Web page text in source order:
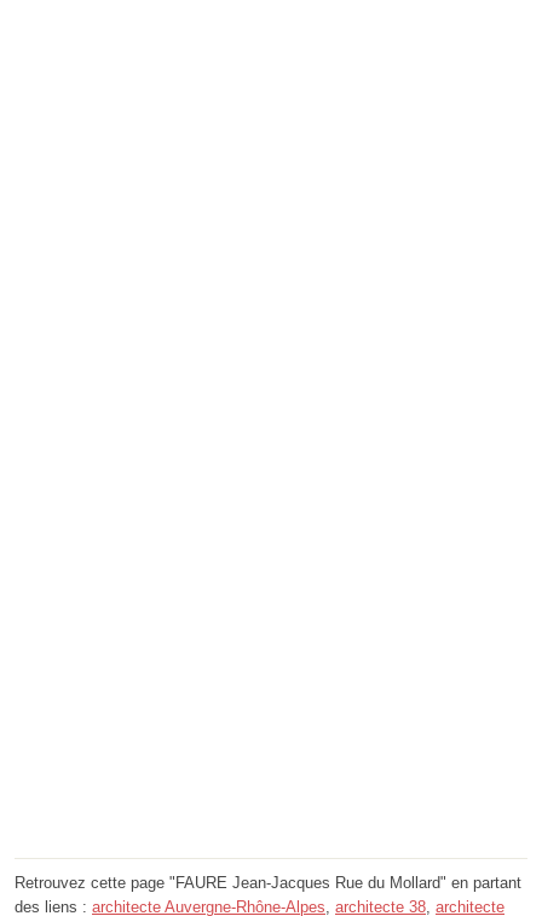
Retrouvez cette page "FAURE Jean-Jacques Rue du Mollard" en partant
des liens : architecte Auvergne-Rhône-Alpes architecte 38 architecte